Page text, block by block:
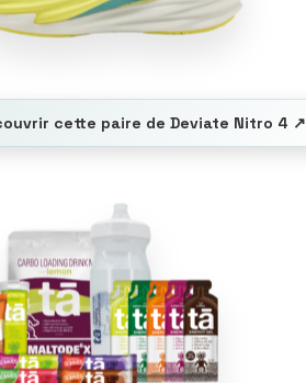
cette paire de Deviate Nitro 4 ↗